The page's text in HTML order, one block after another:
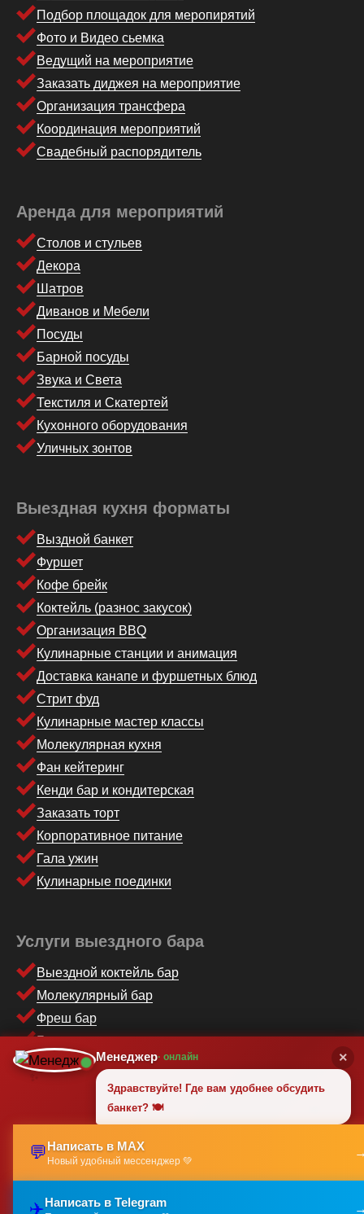
Выездная кухня форматы
Выздной банкет
Фуршет
Кофе брейк
Коктейль (разнос закусок)
Организация BBQ
Кулинарные станции и анимация
Доставка канапе и фуршетных блюд
Стрит фуд
Кулинарные мастер классы
Молекулярная кухня
Фан кейтеринг
Кенди бар и кондитерская
Заказать торт
Корпоративное питание
Гала ужин
Кулинарные поединки
Аренда для мероприятий
Столов и стульев
Декора
Шатров
Диванов и Мебели
Посуды
Барной посуды
Звука и Света
Текстиля и Скатертей
Кухонного оборудования
Уличных зонтов
Подбор площадок для меропирятий
Фото и Видео сьемка
Ведущий на мероприятие
Заказать диджея на мероприятие
Организация трансфера
Координация мероприятий
Свадебный распорядитель
Услуги выездного бара
Выездной коктейль бар
Молекулярный бар
Фреш бар
Бармен шоу
Пирамида из бокалов шампанского
Услуги сомелье
Скрутка сигар
Шоколадный фонтан
Выездной пивной бар
Бар молочных коктейлей
×
✨
Менеджер· онлайн
Здравствуйте! Где вам удобнее обсудить
банкет? 🍽️
💬Написать в MAX
Новый удобный мессенджер 💚
✈️Написать в Telegram